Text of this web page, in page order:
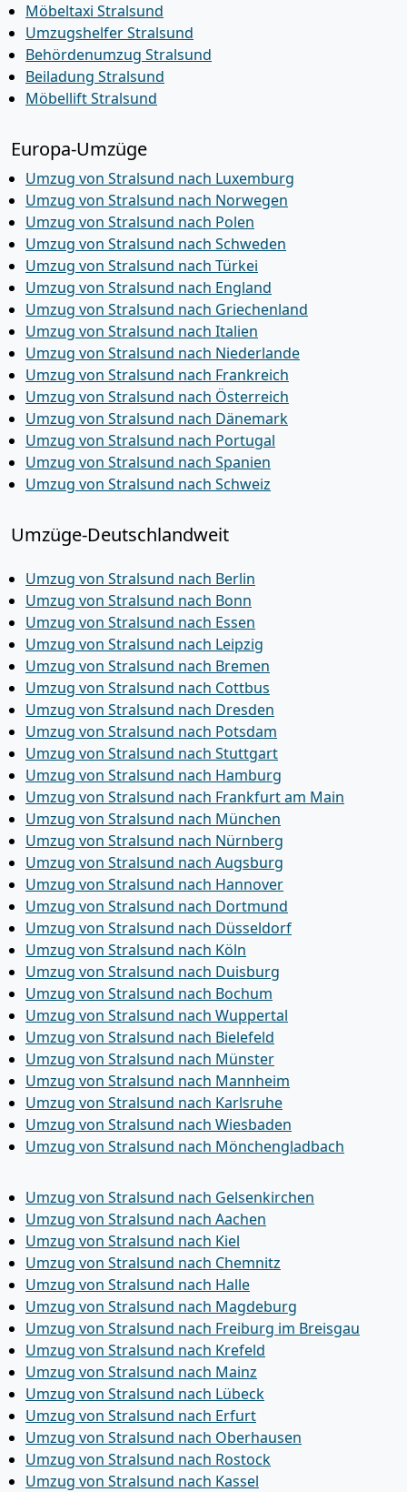
Möbeltaxi Stralsund
Umzugshelfer Stralsund
Behördenumzug Stralsund
Beiladung Stralsund
Möbellift Stralsund
Europa-Umzüge
Umzug von Stralsund nach Luxemburg
Umzug von Stralsund nach Norwegen
Umzug von Stralsund nach Polen
Umzug von Stralsund nach Schweden
Umzug von Stralsund nach Türkei
Umzug von Stralsund nach England
Umzug von Stralsund nach Griechenland
Umzug von Stralsund nach Italien
Umzug von Stralsund nach Niederlande
Umzug von Stralsund nach Frankreich
Umzug von Stralsund nach Österreich
Umzug von Stralsund nach Dänemark
Umzug von Stralsund nach Portugal
Umzug von Stralsund nach Spanien
Umzug von Stralsund nach Schweiz
Umzüge-Deutschlandweit
Umzug von Stralsund nach Berlin
Umzug von Stralsund nach Bonn
Umzug von Stralsund nach Essen
Umzug von Stralsund nach Leipzig
Umzug von Stralsund nach Bremen
Umzug von Stralsund nach Cottbus
Umzug von Stralsund nach Dresden
Umzug von Stralsund nach Potsdam
Umzug von Stralsund nach Stuttgart
Umzug von Stralsund nach Hamburg
Umzug von Stralsund nach Frankfurt am Main
Umzug von Stralsund nach München
Umzug von Stralsund nach Nürnberg
Umzug von Stralsund nach Augsburg
Umzug von Stralsund nach Hannover
Umzug von Stralsund nach Dortmund
Umzug von Stralsund nach Düsseldorf
Umzug von Stralsund nach Köln
Umzug von Stralsund nach Duisburg
Umzug von Stralsund nach Bochum
Umzug von Stralsund nach Wuppertal
Umzug von Stralsund nach Bielefeld
Umzug von Stralsund nach Münster
Umzug von Stralsund nach Mannheim
Umzug von Stralsund nach Karlsruhe
Umzug von Stralsund nach Wiesbaden
Umzug von Stralsund nach Mönchen­gladbach
Umzug von Stralsund nach Gelsenkirchen
Umzug von Stralsund nach Aachen
Umzug von Stralsund nach Kiel
Umzug von Stralsund nach Chemnitz
Umzug von Stralsund nach Halle
Umzug von Stralsund nach Magdeburg
Umzug von Stralsund nach Freiburg im Breisgau
Umzug von Stralsund nach Krefeld
Umzug von Stralsund nach Mainz
Umzug von Stralsund nach Lübeck
Umzug von Stralsund nach Erfurt
Umzug von Stralsund nach Oberhausen
Umzug von Stralsund nach Rostock
Umzug von Stralsund nach Kassel